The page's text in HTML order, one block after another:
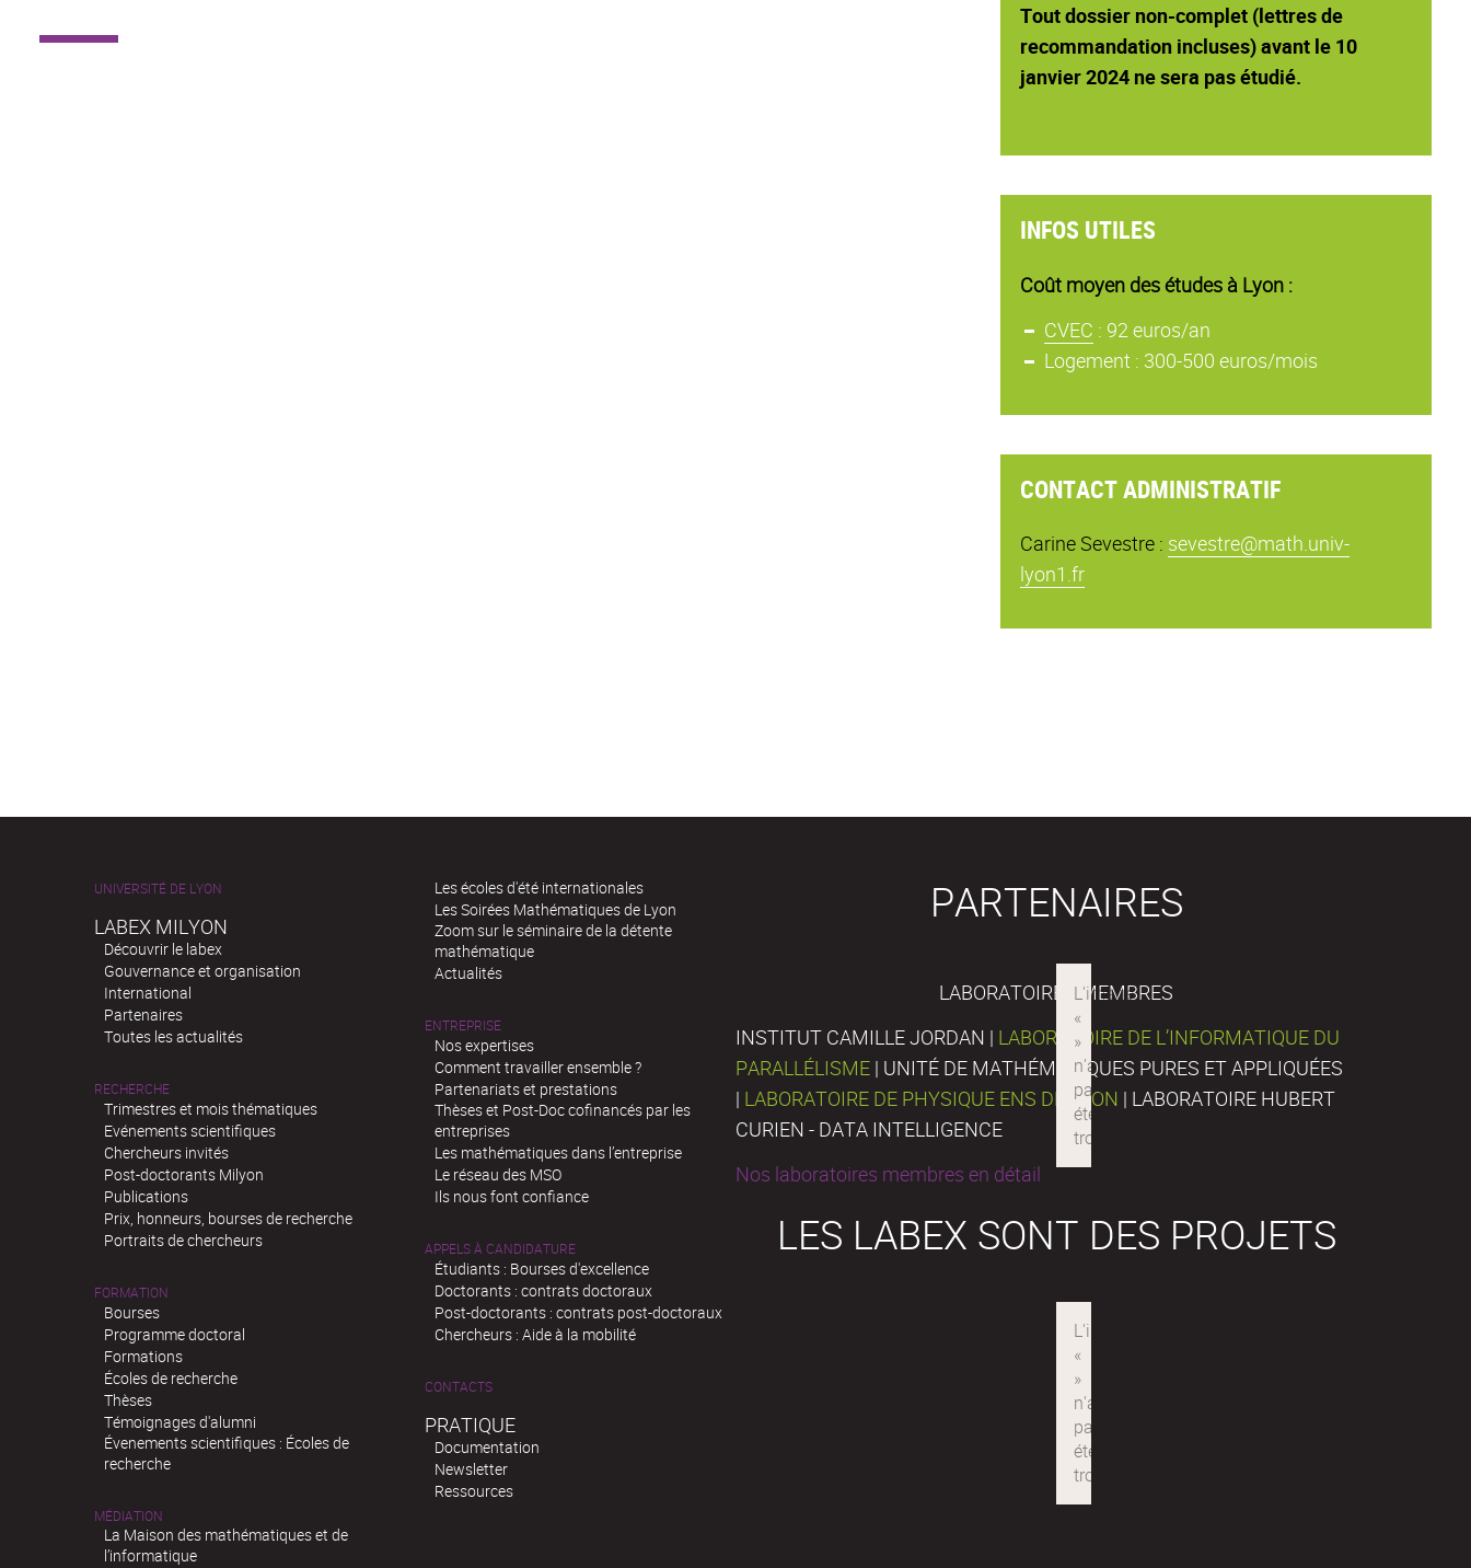
Tout dossier non-complet (lettres de
recommandation incluses) avant le 10
janvier 2024 ne sera pas étudié.
INFOS UTILES
Coût moyen des études à Lyon :
CVEC : 92 euros/an
Logement : 300-500 euros/mois
CONTACT ADMINISTRATIF
Carine Sevestre : sevestre@math.univ-
lyon1.fr
UNIVERSITÉ DE LYON
LABEX MILYON
Découvrir le labex
Gouvernance et organisation
International
Partenaires
Toutes les actualités
RECHERCHE
Trimestres et mois thématiques
Evénements scientifiques
Chercheurs invités
Post-doctorants Milyon
Publications
Prix, honneurs, bourses de recherche
Portraits de chercheurs
FORMATION
Bourses
Programme doctoral
Formations
Écoles de recherche
Thèses
Témoignages d'alumni
Évenements scientifiques : Écoles de
recherche
MÉDIATION
La Maison des mathématiques et de
l’informatique
Les écoles d'été internationales
Les Soirées Mathématiques de Lyon
Zoom sur le séminaire de la détente
mathématique
Actualités
ENTREPRISE
Nos expertises
Comment travailler ensemble ?
Partenariats et prestations
Thèses et Post-Doc cofinancés par les
entreprises
Les mathématiques dans l’entreprise
Le réseau des MSO
Ils nous font confiance
APPELS À CANDIDATURE
Étudiants : Bourses d'excellence
Doctorants : contrats doctoraux
Post-doctorants : contrats post-doctoraux
Chercheurs : Aide à la mobilité
CONTACTS
PRATIQUE
Documentation
Newsletter
Ressources
PARTENAIRES
LABORATOIRES MEMBRES
INSTITUT CAMILLE JORDAN | LABORATOIRE DE L’INFORMATIQUE DU
PARALLÉLISME | UNITÉ DE MATHÉMATIQUES PURES ET APPLIQUÉES
| LABORATOIRE DE PHYSIQUE ENS DE LYON | LABORATOIRE HUBERT
CURIEN - DATA INTELLIGENCE
Nos laboratoires membres en détail
LES LABEX SONT DES PROJETS